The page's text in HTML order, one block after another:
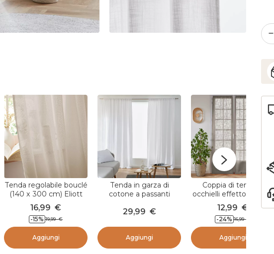
Tenda regolabile bouclé
(140 x 300 cm) Eliott
Beige
16,99 €
-15% 19,99 €
Aggiungi
Tenda in garza di
cotone a passanti
Gaïa Bianco chantilly
29,99 €
Aggiungi
Coppia di tende a
occhielli effetto lino (70
x 200 cm) Robin
Tortora
12,99 €
-24% 16,99
Aggiungi